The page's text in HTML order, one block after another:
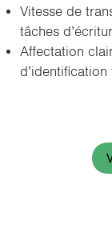
Vi­tesse de
tâches
Af­fec­ta­tion
d’iden­ti­fi­ca­tion